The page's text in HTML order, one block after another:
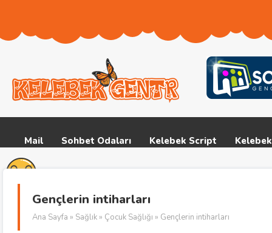
Mail Sohbet Odaları Kelebek Script
Gençlerin intiharları
Ana Sayfa » Sağlık » Çocuk Sağlığı » Gençlerin intiharları